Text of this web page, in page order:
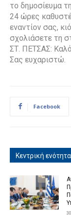
το δημοσίευμα
24 ώρες
εναντίον σας,
σχολιάσετε τη
ΣΤ. ΠΕΤΣΑΣ: Καλό
Σας ευχαριστώ.
Facebook
Κεντρική ενότητα